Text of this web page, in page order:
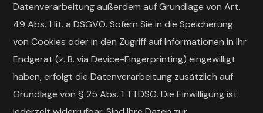
Datenverarbeitung außerdem auf Grundlage von Art.
49 Abs. 1 lit. a DSGVO. Sofern Sie in die Speicherung
von Cookies oder in den Zugriff auf Informationen in Ihr
Endgerät (z. B. via Device-Fingerprinting) eingewilligt
haben, erfolgt die Datenverarbeitung zusätzlich auf
Grundlage von § 25 Abs. 1 TTDSG. Die Einwilligung ist